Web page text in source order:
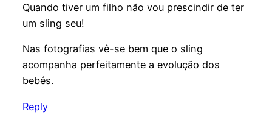
Quando tiver um filho não vou prescindir de ter
um sling seu!
Nas fotografias vê-se bem que o sling
acompanha perfeitamente a evolução dos
bebés.
Reply